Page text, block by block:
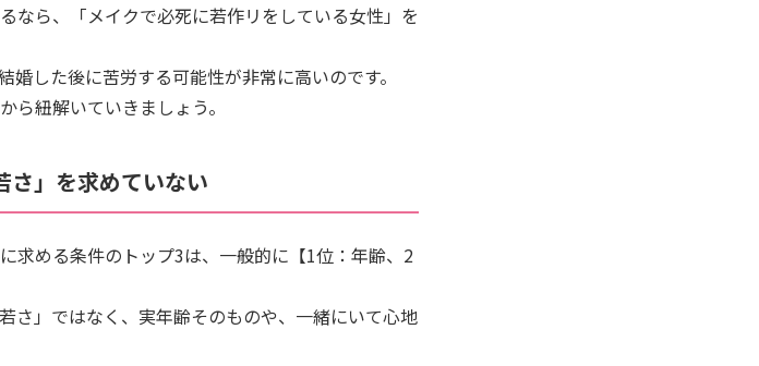
なら、「メイクで必死に若作リをしている女性」を
した後に苦労する可能性が非常に高いのです。
ら紐解いていきましょう。
さ」を求めていない
求める条件のトップ3は、一般的に【1位：年齢、2
さ」ではなく、実年齢そのものや、一緒にいて心地